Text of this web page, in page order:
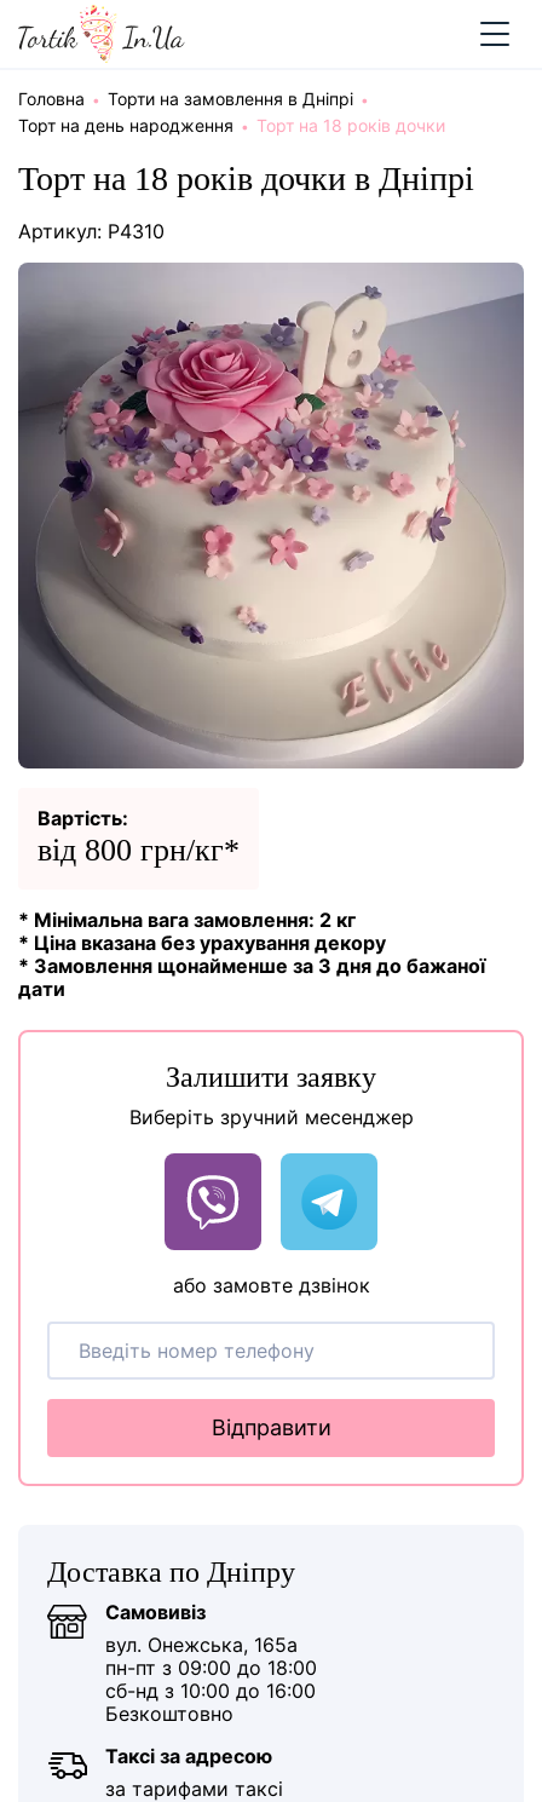
Головна
Торти на замовлення в Дніпрі
Торт на день народження
Торт на 18 років дочки
Торт на 18 років дочки в Дніпрі
Артикул: P4310
Вартість:
від 800 грн/кг*
* Мінімальна вага замовлення: 2 кг
* Ціна вказана без урахування декору
* Замовлення щонайменше за 3 дня до бажаної
дати
Залишити заявку
Виберіть зручний месенджер
або замовте дзвінок
Відправити
Доставка по Дніпру
Самовивіз
вул. Онежська, 165а
пн-пт з 09:00 до 18:00
сб-нд з 10:00 до 16:00
Безкоштовно
Таксі за адресою
за тарифами таксі